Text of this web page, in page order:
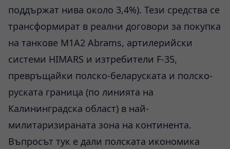
поддържат нива около 3,4%). Тези средства се
трансформират в реални договори за покупка
на танкове M1A2 Abrams, артилерийски
системи HIMARS и изтребители F-35,
превръщайки полско-беларуската и полско-
руската граница (по линията на
Калининградска област) в най-
милитаризираната зона на континента.
Въпросът тук е дали полската икономика